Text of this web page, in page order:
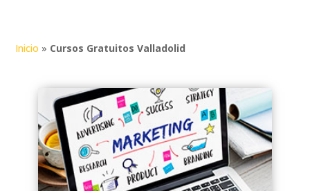
Laboral para conocer los requisitos y
empezar tu formación sin coste.
Cursos GratisOnlineen
Valladolid
Inicio » Cursos Gratuitos Valladolid